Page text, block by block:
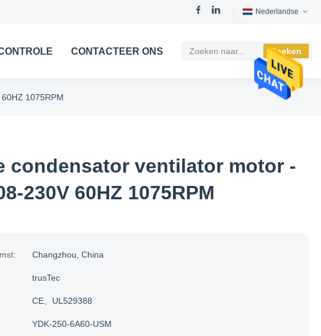
Nederlandse
CONTACTEER ONS Zoeken
1075RPM
condensator ventilator motor -
230V 60HZ 1075RPM
Changzhou, China
trusTec
CE、UL529388
YDK-250-6A60-USM